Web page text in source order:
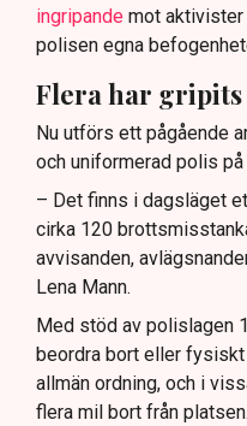
ingripande mot aktivister
polisen egna
Flera har gripits
Nu utförs ett pågående
och uniformerad polis på
– Det finns i dagsläget
cirka 120
avvisanden,
Lena Mann.
Med stöd av polislagen
beordra bort eller
allmän ordning, och i
flera mil bort från platsen.